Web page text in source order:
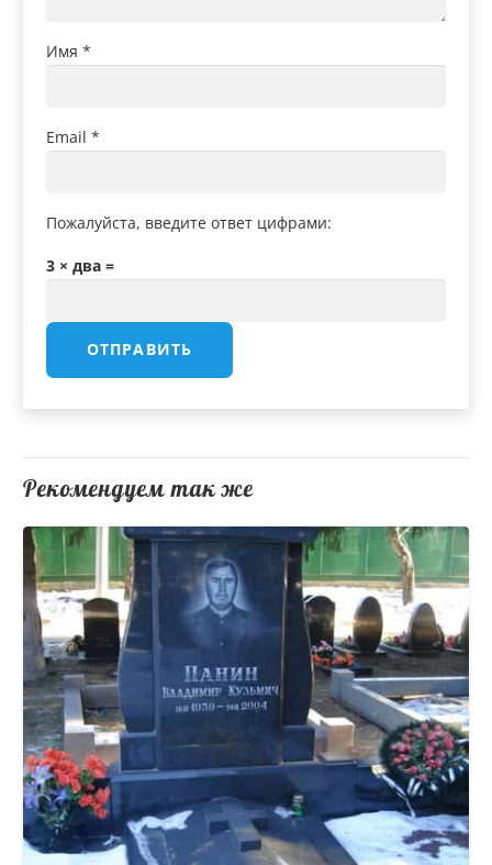
Имя *
Email *
Пожалуйста, введите ответ цифрами:
3 × два =
Рекомендуем так же